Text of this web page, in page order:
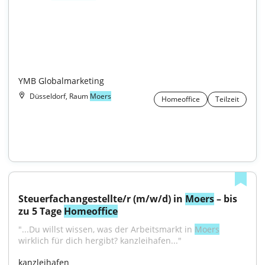
YMB Globalmarketing
Düsseldorf, Raum Moers Homeoffice Teilzeit
Steuerfachangestellte/r (m/w/d) in Moers – bis
zu 5 Tage Homeoffice
"...Du willst wissen, was der Arbeitsmarkt in Moers
wirklich für dich hergibt? kanzleihafen..."
kanzleihafen